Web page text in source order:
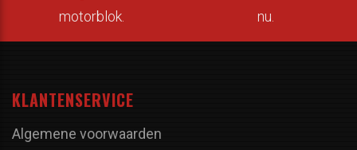
motorblok.
nu.
KLANTENSERVICE
Algemene voorwaarden